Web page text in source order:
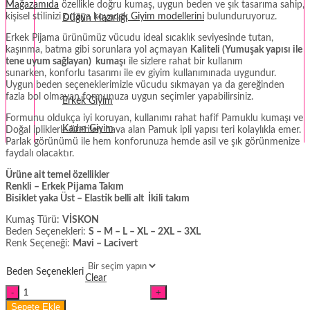
Düğün Hazırlığı
Fantezi
Termal Giyim
Erkek Giyim
Kadın Giyim
Mağazamıda özellikle doğru kumaş, uygun beden ve şık tasarıma sahip,
kişisel stilinizi ortaya koyacak Giyim modellerini bulunduruyoruz.
Erkek Pijama ürünümüz vücudu ideal sıcaklık seviyesinde tutan,
kaşınma, batma gibi sorunlara yol açmayan Kaliteli (Yumuşak yapısı ile
tene uyum sağlayan) kumaşı ile sizlere rahat bir kullanım
sunarken, konforlu tasarımı ile ev giyim kullanımınada uygundur.
Uygun beden seçeneklerimizle vücudu sıkmayan ya da gereğinden
fazla bol olmayan formunuza uygun seçimler yapabilirsiniz.
Formunu oldukça iyi koruyan, kullanımı rahat hafif Pamuklu kumaşı ve
Doğal ipliklerle üretilen hava alan Pamuk ipli yapısı teri kolaylıkla emer.
Parlak görünümü ile hem konforunuza hemde asil ve şık görünmenize
faydalı olacaktır.
Ürüne ait temel özellikler
Renkli – Erkek Pijama Takım
Bisiklet yaka Üst – Elastik belli alt İkili takım
Kumaş Türü: VİSKON
Beden Seçenekleri: S – M – L – XL – 2XL – 3XL
Renk Seçeneği: Mavi – Lacivert
Beden Seçenekleri
Clear
Erkek
Viskon
Sepete Ekle